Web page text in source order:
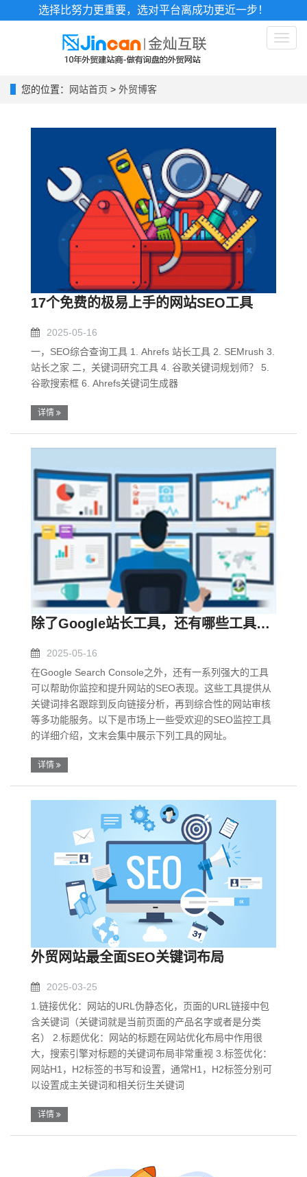
选择比努力更重要，选对平台离成功更近一步！
Toggle
您的位置： 网站首页 > 外贸博客
17个免费的极易上手的网站SEO工具
2025-05-16
一，SEO综合查询工具 1. Ahrefs 站长工具 2. SEMrush 3.
站长之家 二，关键词研究工具 4. 谷歌关键词规划师？ 5.
谷歌搜索框 6. Ahrefs关键词生成器
详情
除了Google站长工具，还有哪些工具可以监控网站的SEO表现
2025-05-16
在Google Search Console之外，还有一系列强大的工具
可以帮助你监控和提升网站的SEO表现。这些工具提供从
关键词排名跟踪到反向链接分析，再到综合性的网站审核
等多功能服务。以下是市场上一些受欢迎的SEO监控工具
的详细介绍，文末会集中展示下列工具的网址。
详情
外贸网站最全面SEO关键词布局
2025-03-25
1.链接优化：网站的URL伪静态化，页面的URL链接中包
含关键词（关键词就是当前页面的产品名字或者是分类
名） 2.标题优化：网站的标题在网站优化布局中作用很
大，搜索引擎对标题的关键词布局非常重视 3.标签优化：
网站H1，H2标签的书写和设置，通常H1，H2标签分别可
以设置成主关键词和相关衍生关键词
详情